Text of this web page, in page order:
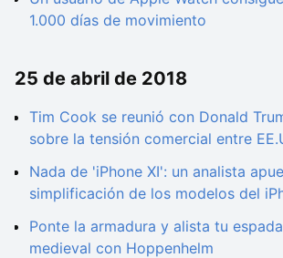
1.000 días de movimiento
25 de abril de 2018
Tim Cook se reunió con Donald
sobre la tensión comercial entre
Nada de 'iPhone XI': un analista
simplificación de los modelos del
Ponte la armadura y alista tu
medieval con Hoppenhelm